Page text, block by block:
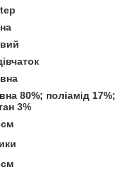
80%; поліамід 17%;
3%